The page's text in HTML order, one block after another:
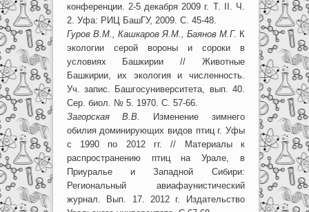
конференции. 2-5 декабря 2009 г. Т. II. Ч.
2. Уфа: РИЦ БашГУ, 2009. С. 45-48.
Гуров В.М., Кашкаров Я.М., Баянов М.Г. К
экологии серой вороны и сороки в
условиях Башкирии // Животные
Башкирии, их экология и численность.
Уч. запис. Башгосуниверситета, вып. 40.
Сер. биол. № 5. 1970. С. 57-66.
Загорская В.В.
Изменение зимнего
обилия доминирующих видов птиц г. Уфы
с 1990 по 2012 гг. // Материалы к
распространению птиц на Урале, в
Приуралье и Западной Сибири:
Региональный авиафаунистический
журнал. Вып. 17. 2012 г. Издательство